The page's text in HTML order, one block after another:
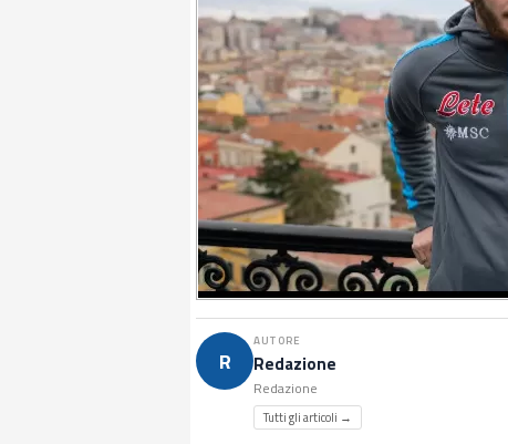
R
AUTORE
Redazione
Redazione
Tutti gli articoli →